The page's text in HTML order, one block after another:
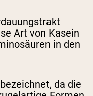
Art von Kasein
in den
da die